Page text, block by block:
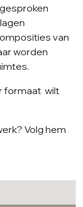
van
worden
formaat wilt
Volg hem